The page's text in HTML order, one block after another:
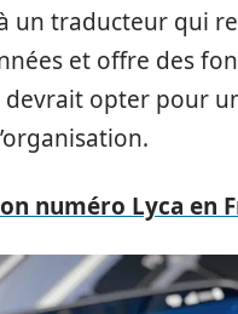
un traducteur qui
et offre des
opter pour
numéro Lyca en